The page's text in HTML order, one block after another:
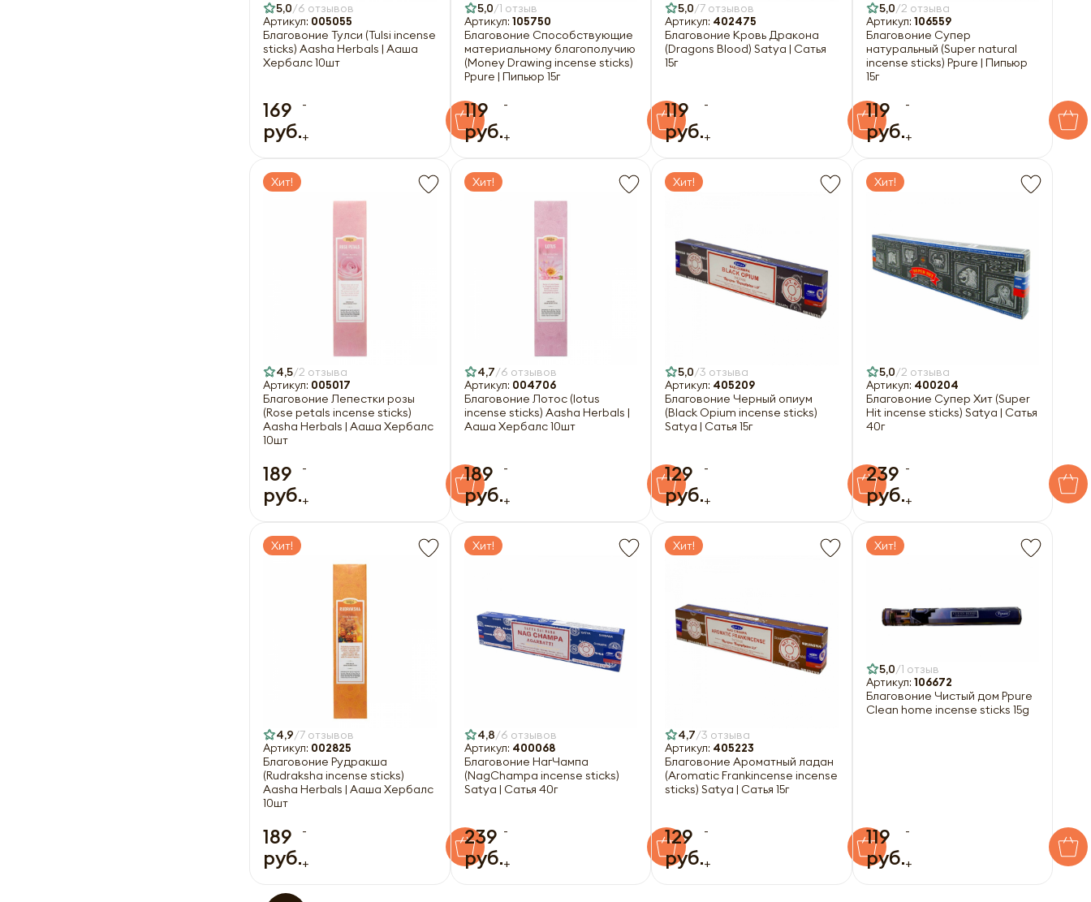
5,0 6 отзывов
Артикул: 005055
Благовоние Тулси (Tulsi incense
sticks) Aasha Herbals | Ааша
Хербалс 10шт
169
руб.
-
+
5,0 1 отзыв
Артикул: 105750
Благовоние Способствующие
материальному благополучию
(Money Drawing incense sticks)
Ppure | Пипьюр 15г
119
руб.
-
+
5,0 7 отзывов
Артикул: 402475
Благовоние Кровь Дракона
(Dragons Blood) Satya | Сатья
15г
119
руб.
-
+
5,0 2 отзыва
Артикул: 106559
Благовоние Супер
натуральный (Super natural
incense sticks) Ppure | Пипьюр
15г
119
руб.
-
+
Хит!
4,5 2 отзыва
Артикул: 005017
Благовоние Лепестки розы
(Rose petals incense sticks)
Aasha Herbals | Ааша Хербалс
10шт
189
руб.
-
+
Хит!
4,7 6 отзывов
Артикул: 004706
Благовоние Лотос (lotus
incense sticks) Aasha Herbals |
Ааша Хербалс 10шт
189
руб.
-
+
Хит!
5,0 3 отзыва
Артикул: 405209
Благовоние Черный опиум
(Black Opium incense sticks)
Satya | Сатья 15г
129
руб.
-
+
Хит!
5,0 2 отзыва
Артикул: 400204
Благовоние Супер Хит (Super
Hit incense sticks) Satya | Сатья
40г
239
руб.
-
+
Хит!
4,9 7 отзывов
Артикул: 002825
Благовоние Рудракша
(Rudraksha incense sticks)
Aasha Herbals | Ааша Хербалс
10шт
189
руб.
-
+
Хит!
4,8 6 отзывов
Артикул: 400068
Благовоние НагЧампа
(NagChampa incense sticks)
Satya | Сатья 40г
239
руб.
-
+
Хит!
4,7 3 отзыва
Артикул: 405223
Благовоние Ароматный ладан
(Aromatic Frankincense incense
sticks) Satya | Сатья 15г
129
руб.
-
+
Хит!
5,0 1 отзыв
Артикул: 106672
Благовоние Чистый дом Ppure
Clean home incense sticks 15g
119
руб.
-
+